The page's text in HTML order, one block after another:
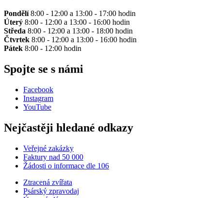
Pondělí8:00 - 12:00 a 13:00 - 17:00 hodin
Úterý 8:00 - 12:00 a 13:00 - 16:00 hodin
Středa 8:00 - 12:00 a 13:00 - 18:00 hodin
Čtvrtek 8:00 - 12:00 a 13:00 - 16:00 hodin
Pátek 8:00 - 12:00 hodin
Spojte se s námi
Facebook
Instagram
YouTube
Nejčastěji hledané odkazy
Veřejné zakázky
Faktury nad 50 000
Žádosti o informace dle 106
Ztracená zvířata
Psárský zpravodaj